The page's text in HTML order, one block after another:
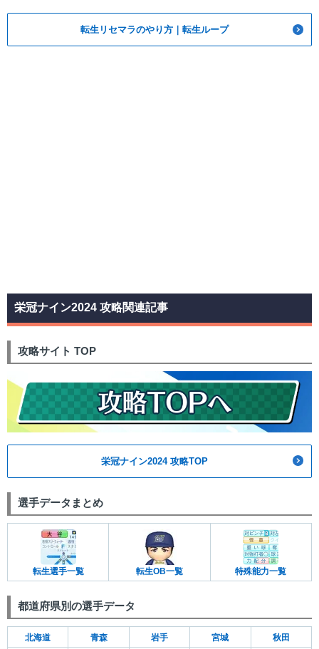
転生リセマラのやり方｜転生ループ
栄冠ナイン2024 攻略関連記事
攻略サイト TOP
栄冠ナイン2024 攻略TOP
選手データまとめ
転生選手一覧 転生OB一覧 特殊能力一覧
都道府県別の選手データ
北海道 青森 岩手 宮城 秋田